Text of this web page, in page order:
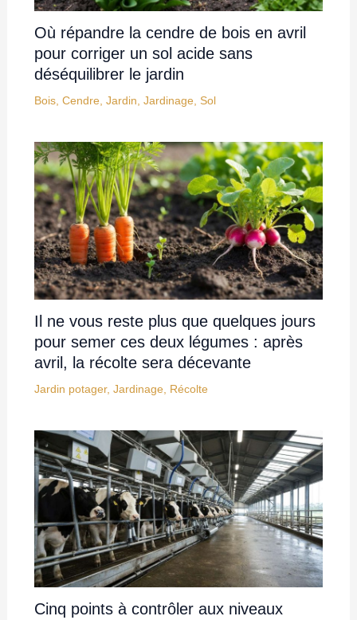
Où répandre la cendre de bois en avril
pour corriger un sol acide sans
déséquilibrer le jardin
Bois, Cendre Jardin Jardinage Sol
Il ne vous reste plus que quelques jours
pour semer ces deux légumes : après
avril, la récolte sera décevante
Jardin potager, Jardinage Récolte
Cinq points à contrôler aux niveaux